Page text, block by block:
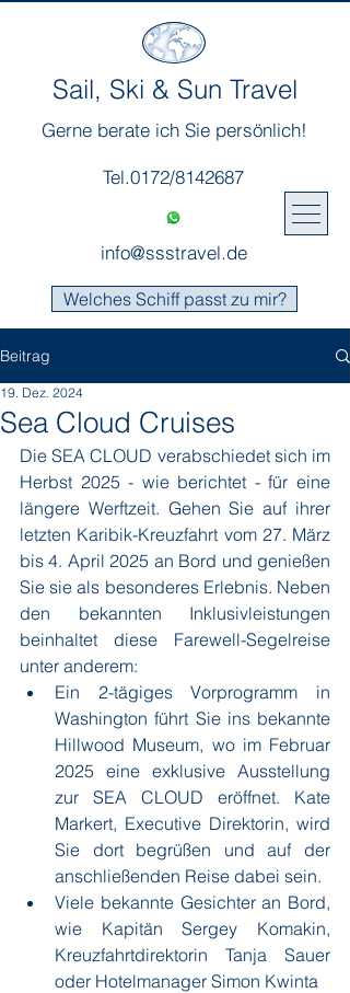
Sail, Ski & Sun Travel
Gerne berate ich Sie persönlich!
Tel.0172/8142687
info@ssstravel.de
Welches Schiff passt zu mir?
Beitrag
Sea Cloud Cruises
19. Dez. 2024
Die SEA CLOUD verabschiedet sich im
Herbst 2025 - wie berichtet - für eine
längere Werftzeit. Gehen Sie auf ihrer
letzten Karibik-Kreuzfahrt vom 27. März
bis 4. April 2025 an Bord und genießen
Sie sie als besonderes Erlebnis. Neben
den bekannten Inklusivleistungen
beinhaltet diese Farewell-Segelreise
unter anderem:
Ein 2-tägiges Vorprogramm in
Washington führt Sie ins bekannte
Hillwood Museum, wo im Februar
2025 eine exklusive Ausstellung
zur SEA CLOUD eröffnet. Kate
Markert, Executive Direktorin, wird
Sie dort begrüßen und auf der
anschließenden Reise dabei sein.
Viele bekannte Gesichter an Bord,
wie Kapitän Sergey Komakin,
Kreuzfahrtdirektorin Tanja Sauer
oder Hotelmanager Simon Kwinta